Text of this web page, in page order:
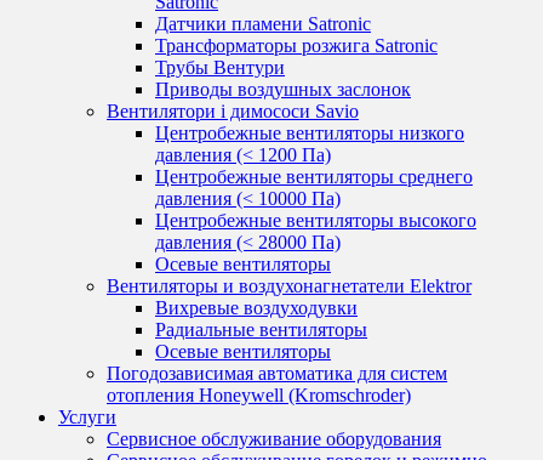
Датчики пламени Satronic
Трансформаторы розжига Satronic
Трубы Вентури
Приводы воздушных заслонок
Вентилятори і димососи Savio
Центробежные вентиляторы низкого
давления (< 1200 Па)
Центробежные вентиляторы среднего
давления (< 10000 Па)
Центробежные вентиляторы высокого
давления (< 28000 Па)
Осевые вентиляторы
Вентиляторы и воздухонагнетатели Elektror
Вихревые воздуходувки
Радиальные вентиляторы
Осевые вентиляторы
Погодозависимая автоматика для систем
отопления Honeywell (Kromschroder)
Услуги
Сервисное обслуживание оборудования